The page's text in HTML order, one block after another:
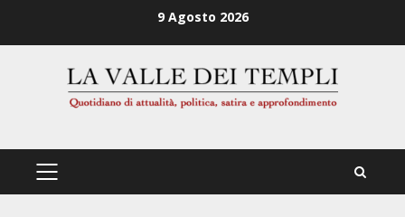
9 Agosto 2026
PRIMÄRES